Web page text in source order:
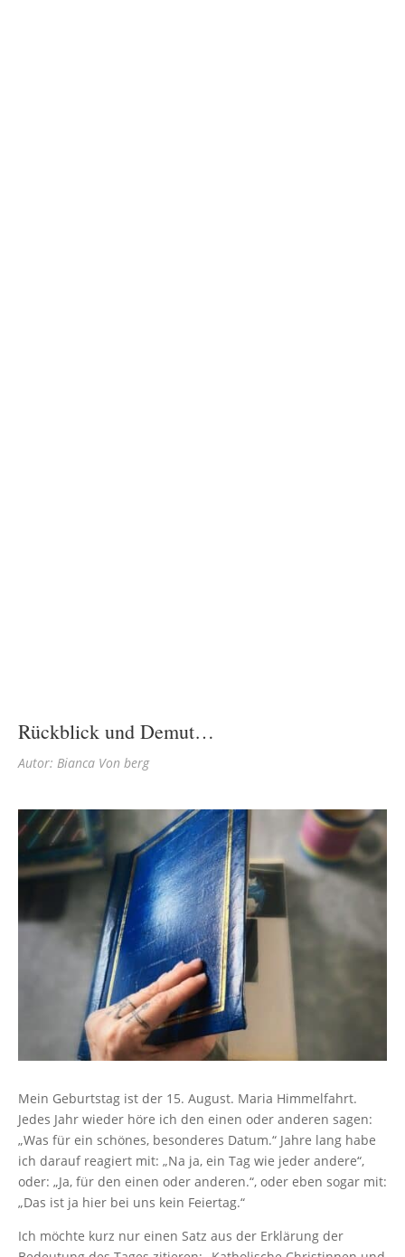
Rückblick und Demut…
Autor: Bianca Von berg
Mein Geburtstag ist der 15. August. Maria Himmelfahrt.
Jedes Jahr wieder höre ich den einen oder anderen sagen:
„Was für ein schönes, besonderes Datum.“ Jahre lang habe
ich darauf reagiert mit: „Na ja, ein Tag wie jeder andere“,
oder: „Ja, für den einen oder anderen.“, oder eben sogar mit:
„Das ist ja hier bei uns kein Feiertag.“
Ich möchte kurz nur einen Satz aus der Erklärung der